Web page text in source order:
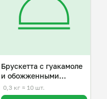
Брускетта с гуакамоле
и обожженными
томатами
0,3 кг ≈ 10 шт.